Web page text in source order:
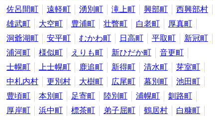
佐呂間町
遠軽町 湧別町 滝上町 興部町
西興部村
雄武町
大空町 豊浦町 壮瞥町 白老町
厚真町
洞爺湖町
安平町 むかわ町 日高町 平取町
新冠町
浦河町
様似町 えりも町 新ひだか町
音更町
士幌町
上士幌町 鹿追町 新得町 清水町
芽室町
中札内村
更別村 大樹町 広尾町 幕別町
池田町
豊頃町
本別町 足寄町 陸別町 浦幌町
釧路町
厚岸町
浜中町 標茶町 弟子屈町 鶴居村
白糠町